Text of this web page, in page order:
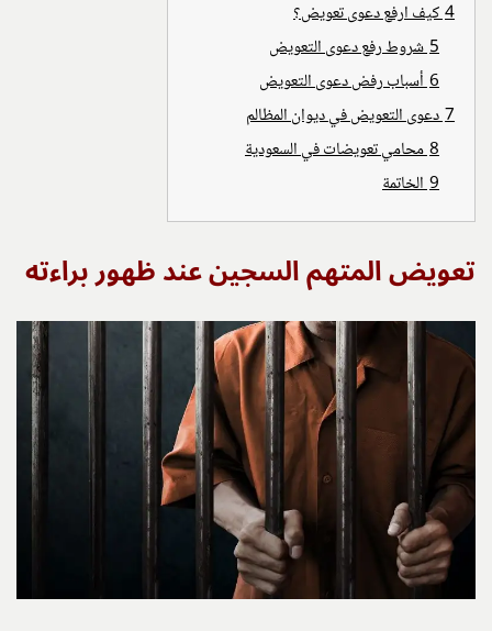
4كيف ارفع دعوى تعويض؟
5شروط رفع دعوى التعويض
6أسباب رفض دعوى التعويض
7دعوى التعويض في ديوان المظالم
8محامي تعويضات في السعودية
9الخاتمة
تعويض المتهم السجين عند ظهور براءته